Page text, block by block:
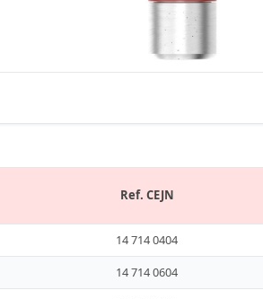
Ref. CEJN
14 714 0404
14 714 0604